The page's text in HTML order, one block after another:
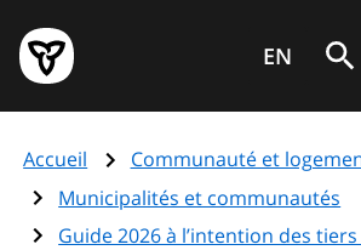
au
contenu
principal
Page
d'accueil
de
l'Ontario
EN
Accueil
Communauté et
Municipalités et communautés
Guide 2026 à l’intention des